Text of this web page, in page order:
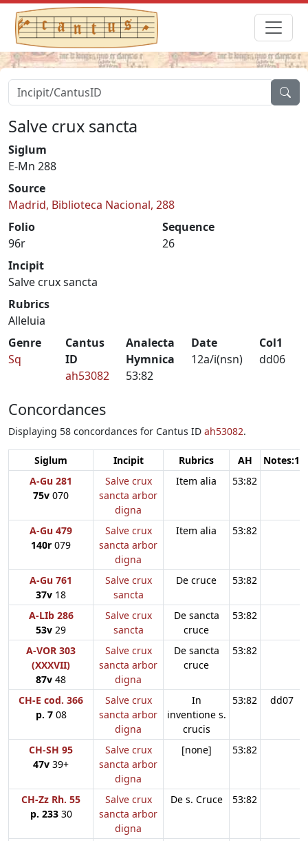
Salve crux sancta
Siglum
E-Mn 288
Source
Madrid, Biblioteca Nacional, 288
Folio
96r
Sequence
26
Incipit
Salve crux sancta
Rubrics
Alleluia
Genre
Sq
Cantus
ID
ah53082
Analecta
Hymnica
53:82
Date
12a/i(nsn)
Col1
dd06
Concordances
Displaying 58 concordances for Cantus ID ah53082.
Siglum Incipit Rubrics AH Notes:1
A-Gu 281
75v 070
Salve crux
sancta arbor
digna
Item alia 53:82
A-Gu 479
140r 079
Salve crux
sancta arbor
digna
Item alia 53:82
A-Gu 761
37v 18
Salve crux
sancta
De cruce 53:82
A-LIb 286
53v 29
Salve crux
sancta
De sancta
cruce
53:82
A-VOR 303
(XXXVII)
87v 48
Salve crux
sancta arbor
digna
De sancta
cruce
53:82
CH-E cod. 366
p. 708
Salve crux
sancta arbor
digna
In
inventione s.
crucis
53:82 dd07
CH-SH 95
47v 39+
Salve crux
sancta arbor
digna
[none] 53:82
CH-Zz Rh. 55
p. 23330
Salve crux
sancta arbor
digna
De s. Cruce 53:82